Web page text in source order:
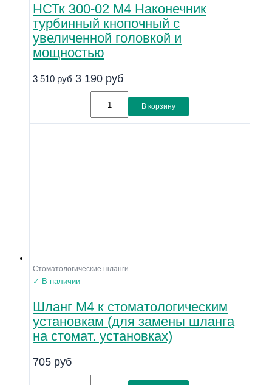
НСТк 300-02 М4 Наконечник
турбинный кнопочный с
увеличенной головкой и
мощностью
3 510руб 3 190 руб
В корзину
Стоматологические шланги
✓ В наличии
Шланг М4 к стоматологическим
установкам (для замены шланга
на стомат. установках)
705 руб